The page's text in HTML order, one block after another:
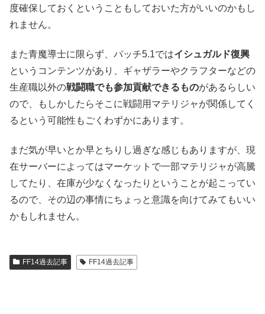
度確保しておくということもしておいた方がいいのかもし
れません。
また青魔導士に限らず、パッチ5.1ではイシュガルド復興
というコンテンツがあり、ギャザラーやクラフターなどの
生産職以外の戦闘職でも参加貢献できるものがあるらしい
ので、もしかしたらそこに戦闘用マテリジャが関係してく
るという可能性もごくわずかにあります。
まだ気が早いとか早とちりし過ぎな感じもありますが、現
在サーバーによってはマーケットで一部マテリジャが高騰
してたり、在庫が少なくなったりということが起こってい
るので、その辺の事情にちょっと意識を向けてみてもいい
かもしれません。
FF14過去記事 FF14過去記事